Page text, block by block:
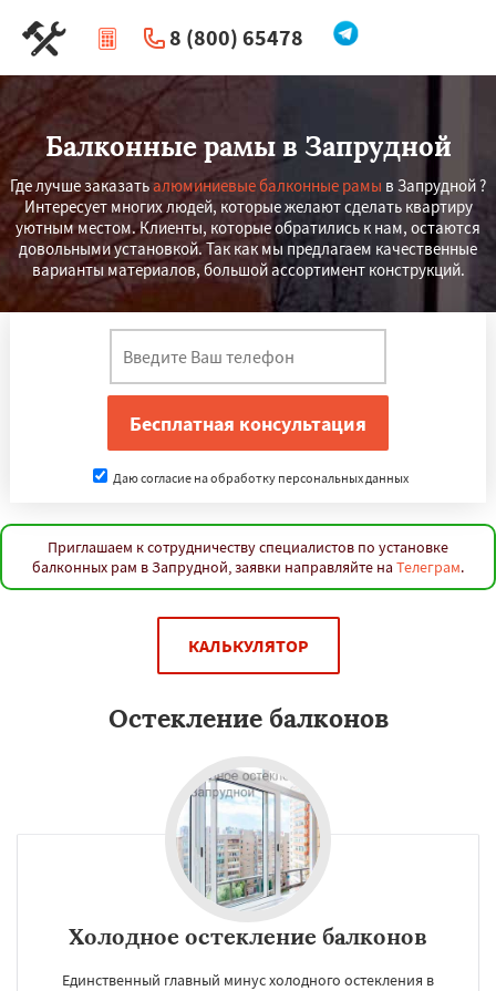
8 (800) 65478
| Перезвоните мне
Балконные рамы в Запрудной
Где лучше заказатьалюминиевые балконные рамы в Запрудной ?
Интересует многих людей, которые желают сделать квартиру
уютным местом. Клиенты, которые обратились к нам, остаются
довольными установкой. Так как мы предлагаем качественные
варианты материалов, большой ассортимент конструкций.
Даю согласие на обработку персональных данных
Приглашаем к сотрудничеству специалистов по установке
балконных рам в Запрудной, заявки направляйте на Телеграм.
КАЛЬКУЛЯТОР
Остекление балконов
Холодное остекление балконов
Единственный главный минус холодного остекления в